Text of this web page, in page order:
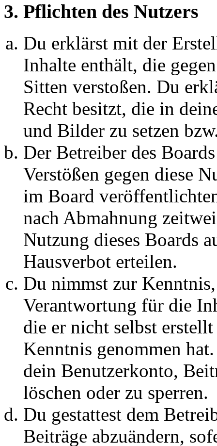
3. Pflichten des Nutzers
Du erklärst mit der
Inhalte enthält, die
Sitten verstoßen. Du
Recht besitzt, die in
und Bilder zu setzen
Der Betreiber des
Verstößen gegen diese
im Board
nach Abmahnung
Nutzung dieses Boards
Hausverbot erteilen.
Du nimmst zur
Verantwortung für die
die er nicht selbst
Kenntnis genommen
dein Benutzerkonto,
löschen oder zu sperren.
Du gestattest dem
Beiträge abzuändern,